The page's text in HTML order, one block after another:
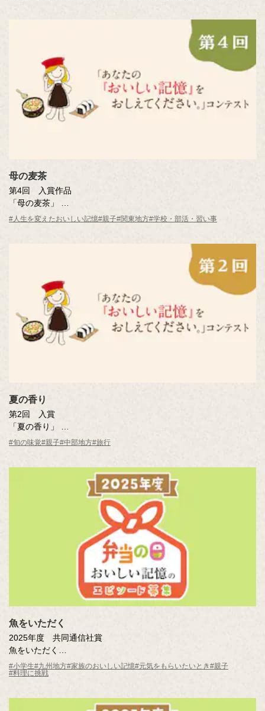
母の麦茶
第4回 入賞作品
「母の麦茶」
井上 秀子さん（東京都・45歳）
#人生を変えたおいしい記憶#親子#関東地方#学校・部活・習い事
夏の香り
第2回 入賞
「夏の香り」
曽田 喜人さん（愛知県）
#旬の味覚#親子#中部地方#旅行
魚をいただく
2025年度 共同通信社賞
魚をいただく
赤瀬川 想太（鹿児島県 鹿児島市立伊敷台小学校5年 ）
#小学生#九州地方#家族のおいしい記憶#元気をもらいたいとき#親子
#料理に挑戦